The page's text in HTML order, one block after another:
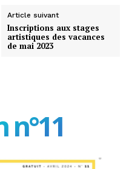
Article suivant
Inscriptions aux stages
artistiques des vacances
de mai 2023
n°11